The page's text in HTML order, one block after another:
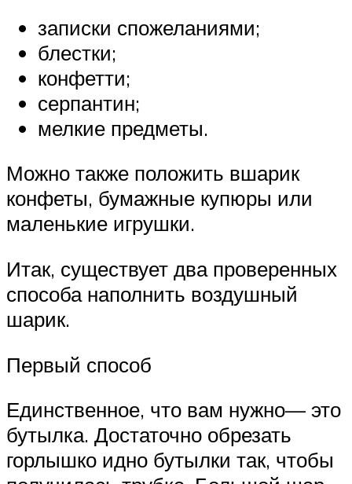
записки спожеланиями;
блестки;
конфетти;
серпантин;
мелкие предметы.
Можно также положить вшарик
конфеты, бумажные купюры или
маленькие игрушки.
Итак, существует два проверенных
способа наполнить воздушный
шарик.
Первый способ
Единственное, что вам нужно— это
бутылка. Достаточно обрезать
горлышко идно бутылки так, чтобы